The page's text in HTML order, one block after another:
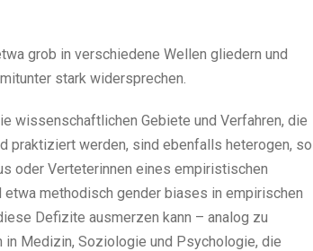
grob in verschiedene Wellen gliedern und
stark widersprechen.
wissenschaftlichen Gebiete und Verfahren, die
praktiziert werden, sind ebenfalls heterogen, so
oder Verteterinnen eines empiristischen
methodisch gender biases in empirischen
Defizite ausmerzen kann – analog zu
Medizin, Soziologie und Psychologie, die